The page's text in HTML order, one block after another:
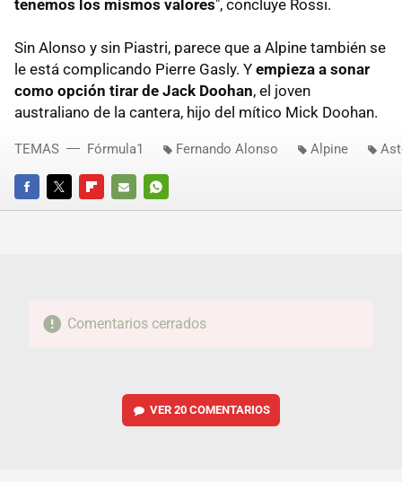
tenemos los mismos valores", concluye Rossi.
Sin Alonso y sin Piastri, parece que a Alpine también se
le está complicando Pierre Gasly. Y empieza a sonar
como opción tirar de Jack Doohan, el joven
australiano de la cantera, hijo del mítico Mick Doohan.
FACEBOOKTWITTERFLIPBOARD
E-
WHATSAPP
TEMAS Fórmula1 Fernando Alonso Alpine
Comentarios cerrados
VER 20 COMENTARIOS